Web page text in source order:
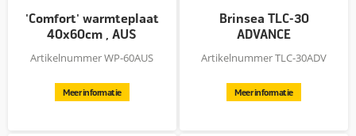
'Comfort' warmteplaat
40x60cm , AUS
Artikelnummer WP-60AUS
Meer informatie
Brinsea TLC-30
ADVANCE
opfokunit/ziek
Artikelnummer TLC-30ADV
Meer informatie